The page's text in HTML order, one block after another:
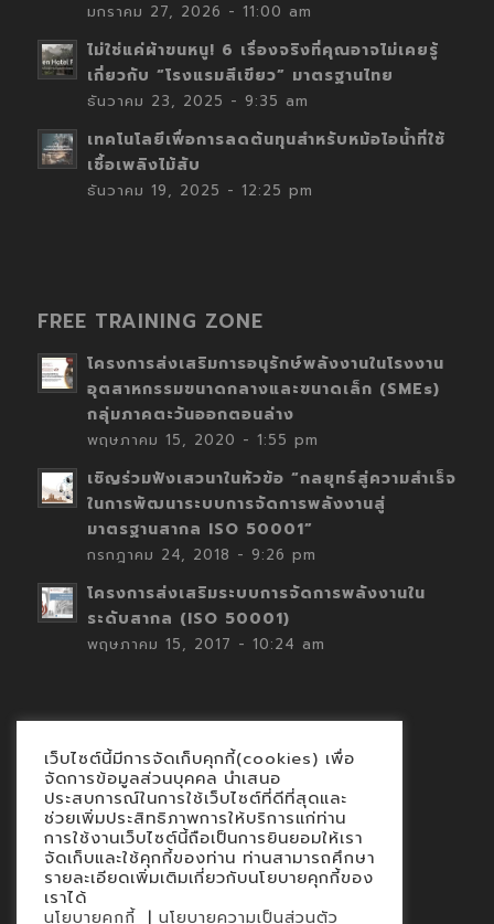
มกราคม 27, 2026 - 11:00 am
ไม่ใช่แค่ผ้าขนหนู! 6 เรื่องจริงที่คุณอาจไม่เคยรู้
เกี่ยวกับ “โรงแรมสีเขียว” มาตรฐานไทย
ธันวาคม 23, 2025 - 9:35 am
เทคโนโลยีเพื่อการลดต้นทุนสำหรับหม้อไอน้ำที่ใช้
เชื้อเพลิงไม้สับ
ธันวาคม 19, 2025 - 12:25 pm
FREE TRAINING ZONE
โครงการส่งเสริมการอนุรักษ์พลังงานในโรงงาน
อุตสาหกรรมขนาดกลางและขนาดเล็ก (SMEs)
กลุ่มภาคตะวันออกตอนล่าง
พฤษภาคม 15, 2020 - 1:55 pm
เชิญร่วมฟังเสวนาในหัวข้อ “กลยุทธ์สู่ความสำเร็จ
ในการพัฒนาระบบการจัดการพลังงานสู่
มาตรฐานสากล ISO 50001”
กรกฎาคม 24, 2018 - 9:26 pm
โครงการส่งเสริมระบบการจัดการพลังงานใน
ระดับสากล (ISO 50001)
พฤษภาคม 15, 2017 - 10:24 am
Contact
นโยบายคุกกี้
นโยบายข้อมูลส่วนบุคคล
เว็บไซต์นี้มีการจัดเก็บคุกกี้(cookies) เพื่อ
จัดการข้อมูลส่วนบุคคล นำเสนอ
ประสบการณ์ในการใช้เว็บไซต์ที่ดีที่สุดและ
ช่วยเพิ่มประสิทธิภาพการให้บริการแก่ท่าน
การใช้งานเว็บไซต์นี้ถือเป็นการยินยอมให้เรา
จัดเก็บและใช้คุกกี้ของท่าน ท่านสามารถศึกษา
รายละเอียดเพิ่มเติมเกี่ยวกับนโยบายคุกกี้ของ
เราได้
นโยบายคุกกี้ | นโยบายความเป็นส่วนตัว